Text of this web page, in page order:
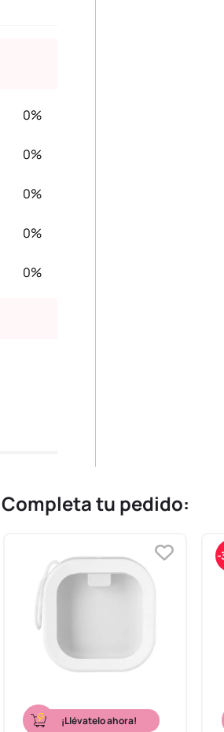
0%
0%
0%
0%
0%
Completa tu pedido:
¡Llévatelo ahora!
-